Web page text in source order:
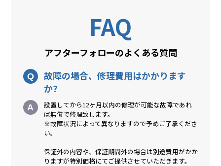
FAQ
アフターフォローのよくある質問
故障の場合、修理費用はかかります
か?
設置してから12ヶ月以内の修理が可能な故障であれ
ば無償で修理致します。
※故障状況によって異なりますので予めご了承くださ
い。
保証外の内容や、保証期間外の場合は別途費用がかか
りますが特別価格にてご提供させていただきます。